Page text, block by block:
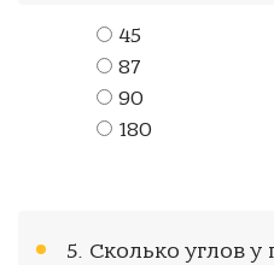
45
87
90
180
5. Сколько углов